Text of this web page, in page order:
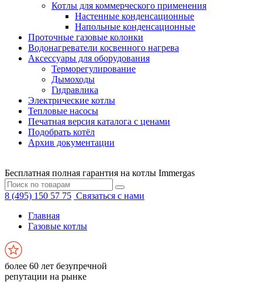
Котлы для коммерческого применения
Настенные конденсационные
Напольные конденсационные
Проточные газовые колонки
Водонагреватели косвенного нагрева
Аксессуары для оборудования
Терморегулирование
Дымоходы
Гидравлика
Электрические котлы
Тепловые насосы
Печатная версия каталога с ценами
Подобрать котёл
Архив документации
Бесплатная полная гарантия на котлы Immergas
8 (495) 150 57 75 Связаться с нами
Главная
Газовые котлы
более 60 лет безупречной
репутации на рынке